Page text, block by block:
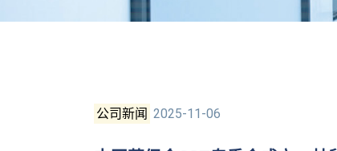
公司新闻 2025-11-06